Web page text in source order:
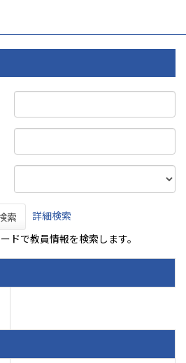
索
詳細検索
ドで教員情報を検索します。